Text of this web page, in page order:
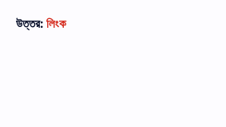
উত্তর: লিংক